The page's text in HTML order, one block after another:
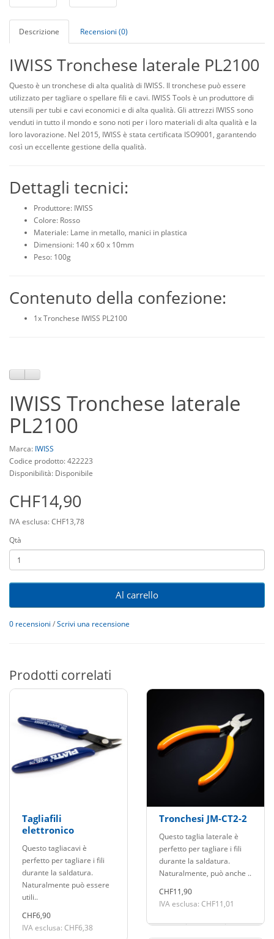
Descrizione Recensioni (0)
IWISS Tronchese laterale PL2100
Questo è un tronchese di alta qualità di IWISS. Il tronchese può essere
utilizzato per tagliare o spellare fili e cavi. IWISS Tools è un produttore di
utensili per tubi e cavi economici e di alta qualità. Gli attrezzi IWISS sono
venduti in tutto il mondo e sono noti per i loro materiali di alta qualità e la
loro lavorazione. Nel 2015, IWISS è stata certificata ISO9001, garantendo
così un eccellente gestione della qualità.
Dettagli tecnici:
Produttore: IWISS
Colore: Rosso
Materiale: Lame in metallo, manici in plastica
Dimensioni: 140 x 60 x 10mm
Peso: 100g
Contenuto della confezione:
1x Tronchese IWISS PL2100
IWISS Tronchese laterale
PL2100
Marca: IWISS
Codice prodotto: 422223
Disponibilità: Disponibile
CHF14,90
IVA esclusa: CHF13,78
Qtà
Al carrello
0 recensioni /Scrivi una recensione
Prodotti correlati
Tagliafili
elettronico
Questo tagliacavi è
perfetto per tagliare i fili
durante la saldatura.
Naturalmente può essere
utili..
CHF6,90
IVA esclusa: CHF6,38
Tronchesi JM-CT2-2
Questo taglia laterale è
perfetto per tagliare i fili
durante la saldatura.
Naturalmente, può anche ..
CHF11,90
IVA esclusa: CHF11,01